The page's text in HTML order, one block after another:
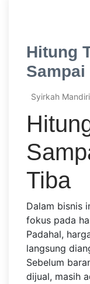
Hitung
Syirkah
Tiba
Dalam bisnis
fokus pada
Padahal,
langsung
Sebelum
dijual, masih